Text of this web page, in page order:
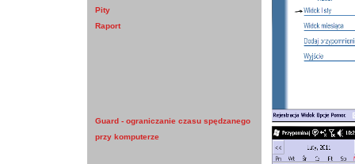
Pity
Raport
Guard - ograniczanie czasu spędzanego
przy komputerze